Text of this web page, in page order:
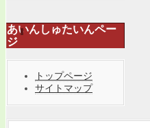
あいんしゅたいんペー
ジ
トップページ
サイトマップ